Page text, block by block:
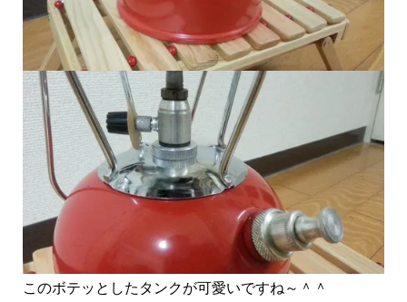
このボテッとしたタンクが可愛いですね～＾＾